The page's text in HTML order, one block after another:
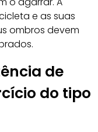
e as suas
ombros devem
de
do tipo